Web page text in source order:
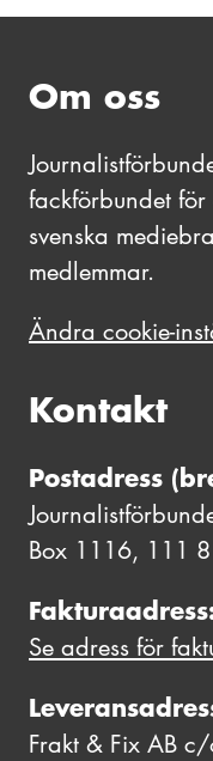
Om oss
fackförbundet
svenska
medlemmar.
Ändra cookie-
Kontakt
Postadress
Box 1116, 111
Se adress för
Frakt & Fix AB